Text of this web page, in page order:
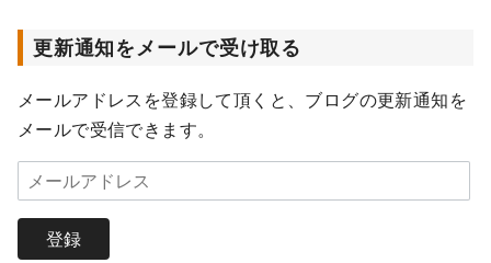
更新通知をメールで受け取る
メールアドレスを登録して頂くと、ブログの更新通知を
メールで受信できます。
メ
ー
登録